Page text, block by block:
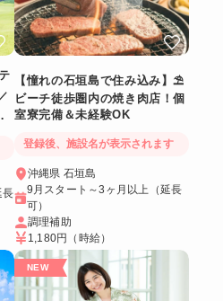
長
【憧れの石垣島で住み込み】⛱
ビーチ徒歩圏内の焼き肉店！個
室寮完備＆未経験OK
登録後、施設名が表示されます
沖縄県 石垣島
9月スタート～3ヶ月以上（延長
可）
調理補助
1,180円
（時給）